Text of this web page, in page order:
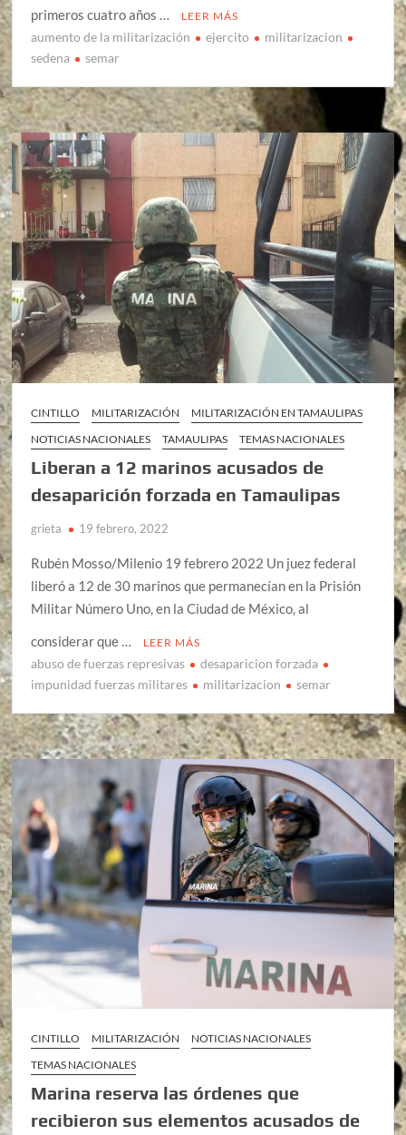
primeros cuatro años …
LEER MÁS
aumento de la militarización ejercito
militarizacion
sedena
semar
CINTILLO MILITARIZACIÓN
MILITARIZACIÓN EN TAMAULIPAS
NOTICIAS NACIONALES
TAMAULIPAS TEMAS NACIONALES
Liberan a 12 marinos acusados de
desaparición forzada en Tamaulipas
grieta 19 febrero, 2022
Rubén Mosso/Milenio 19 febrero 2022 Un juez federal
liberó a 12 de 30 marinos que permanecían en la Prisión
Militar Número Uno, en la Ciudad de México, al
considerar que …
LEER MÁS
abuso de fuerzas represivas
desaparicion forzada
impunidad fuerzas militares
militarizacion semar
CINTILLO MILITARIZACIÓN
NOTICIAS NACIONALES
TEMAS NACIONALES
Marina reserva las órdenes que
recibieron sus elementos acusados de